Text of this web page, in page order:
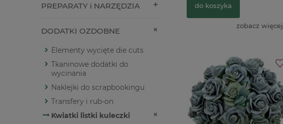
PREPARATY i NARZĘDZIA
DODATKI OZDOBNE
Elementy wycięte die cuts
Tkaninowe dodatki do
wycinania
Naklejki do scrapbookingu
Transfery i rub-on
Kwiatki listki kuleczki
do koszyka
zobacz więcej